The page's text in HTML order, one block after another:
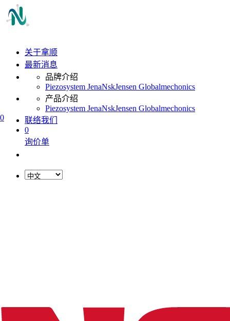
0
关于拿顺
最新消息
品牌介绍
Piezosystem JenaNskJensen Globalmechonics
产品介绍
Piezosystem JenaNskJensen Globalmechonics
联络我们
0
询价单